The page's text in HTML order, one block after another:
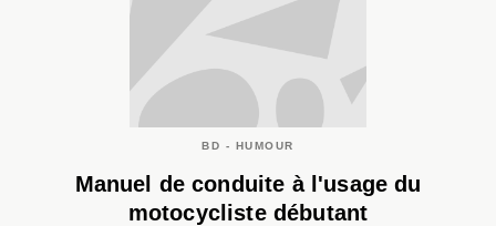
BD - HUMOUR
Manuel de conduite à l'usage du
motocycliste débutant